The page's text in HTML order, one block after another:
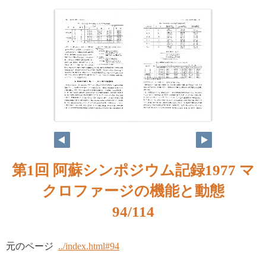
第1回 阿蘇シンポジウム記録1977 マ
クロファージの機能と動態
94/114
元のページ ../index.html#94